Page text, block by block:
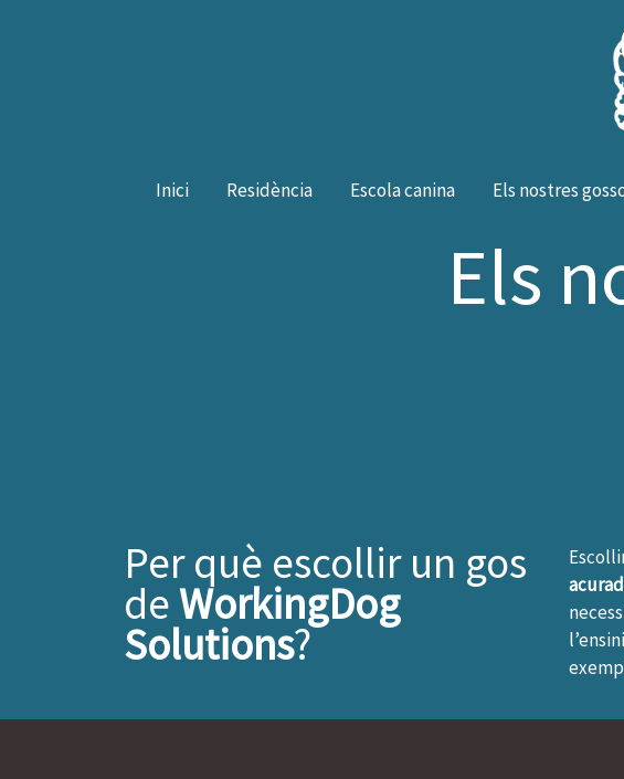
Inici Residència Escola canina Els nostres
Els
Per què escollir un gos
deWorkingDog
Solutions?